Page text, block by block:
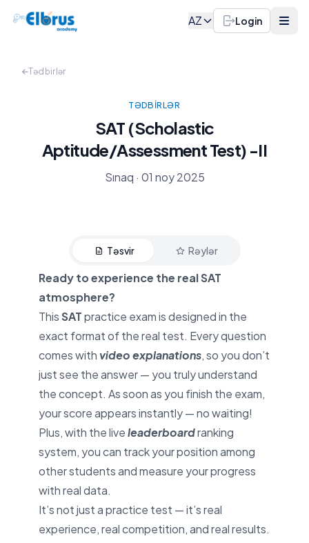
AZ Login
Tədbirlər
TƏDBIRLƏR
SAT (Scholastic
Aptitude/Assessment Test) -II
Sınaq · 01 noy 2025
Təsvir Rəylər
Tədbir haqqında
Ready to experience the real SAT
atmosphere?
ThisSATpractice exam is designed in the
exact format of the real test. Every question
comes with video explanations, so you don’t
just see the answer — you truly understand
the concept. As soon as you finish the exam,
your score appears instantly — no waiting!
Plus, with the liveleaderboardranking
system, you can track your position among
other students and measure your progress
with real data.
It’s not just a practice test — it’s real
experience, real competition, and real results.